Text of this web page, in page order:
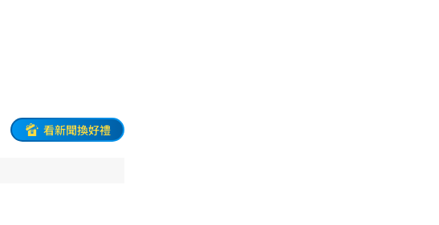
看新聞換好禮